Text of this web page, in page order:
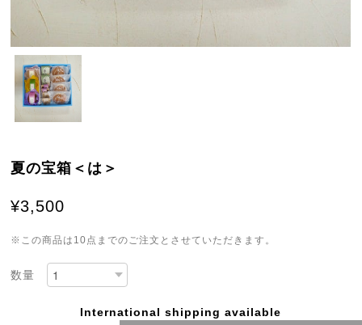
夏の宝箱＜は＞
¥3,500
※この商品は10点までのご注文とさせていただきます。
数量
International shipping available